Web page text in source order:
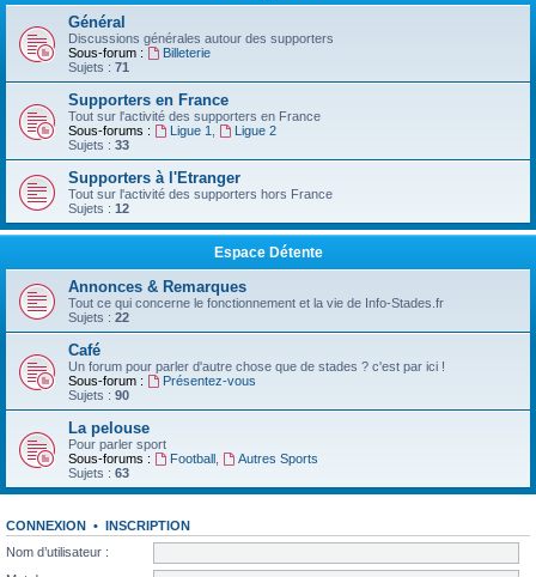
Général
Discussions générales autour des supporters
Sous-forum :
Billeterie
Sujets : 71
Supporters en France
Tout sur l'activité des supporters en France
Sous-forums :
Ligue 1
Ligue 2
Sujets : 33
Supporters à l'Etranger
Tout sur l'activité des supporters hors France
Sujets : 12
Espace Détente
Annonces & Remarques
Tout ce qui concerne le fonctionnement et la vie de Info-Stades.fr
Sujets : 22
Café
Un forum pour parler d'autre chose que de stades ? c'est par ici !
Sous-forum :
Présentez-vous
Sujets : 90
La pelouse
Pour parler sport
Sous-forums :
Football,
Autres Sports
Sujets : 63
CONNEXION • INSCRIPTION
Nom d’utilisateur :